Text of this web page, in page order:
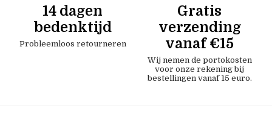
14 dagen
bedenktijd
Probleemloos retourneren
Gratis
verzending
vanaf €15
Wij nemen de portokosten
voor onze rekening bij
bestellingen vanaf 15 euro.